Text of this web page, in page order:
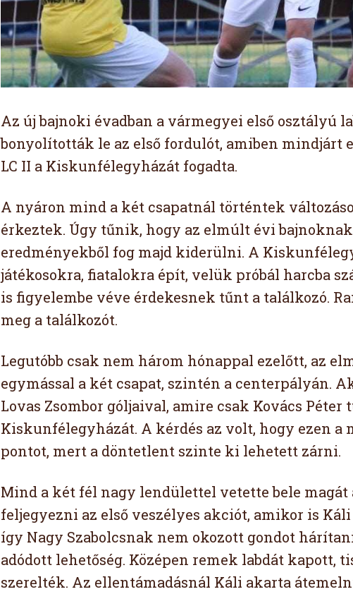
Az új bajnoki évadban a vármegyei első osztályú
bonyolították le az első fordulót, amiben mindjárt
LC II a Kiskunfélegyházát fogadta.
A nyáron mind a két csapatnál történtek
érkeztek. Úgy tűnik, hogy az elmúlt évi
eredményekből fog majd kiderülni. A
játékosokra, fiatalokra épít, velük próbál harcba
is figyelembe véve érdekesnek tűnt a találkozó.
meg a találkozót.
Legutóbb csak nem három hónappal ezelőtt, az
egymással a két csapat, szintén a centerpályán.
Lovas Zsombor góljaival, amire csak Kovács
Kiskunfélegyházát. A kérdés az volt, hogy ezen
pontot, mert a döntetlent szinte ki lehetett zárni.
Mind a két fél nagy lendülettel vetette bele
feljegyezni az első veszélyes akciót, amikor is
így Nagy Szabolcsnak nem okozott gondot
adódott lehetőség. Középen remek labdát kapott,
szerelték. Az ellentámadásnál Káli akarta